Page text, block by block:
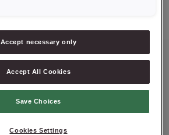
produkty
Accept necessary only
Accept All Cookies
Save Choices
Cookies Settings